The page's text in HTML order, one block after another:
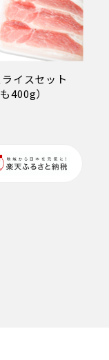
イスセット
400g）